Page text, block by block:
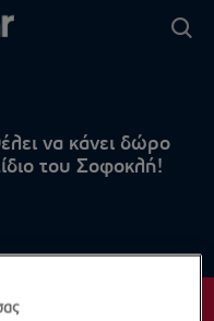
να κάνει δώρο
του Σοφοκλή!